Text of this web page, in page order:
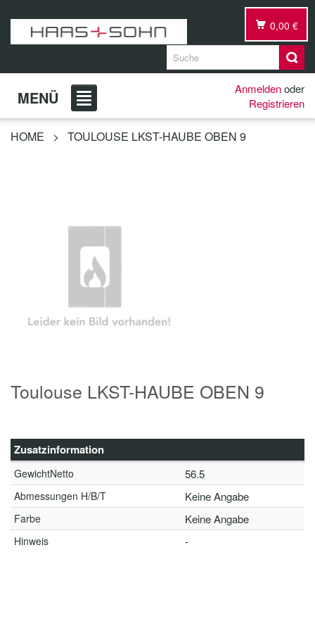
0,00 €
MENÜ Anmeldenoder
Registrieren
HOME > TOULOUSE LKST-HAUBE OBEN 9
Toulouse LKST-HAUBE OBEN 9
Zusatzinformation
GewichtNetto 56.5
Abmessungen H/B/T Keine Angabe
Farbe Keine Angabe
Hinweis -